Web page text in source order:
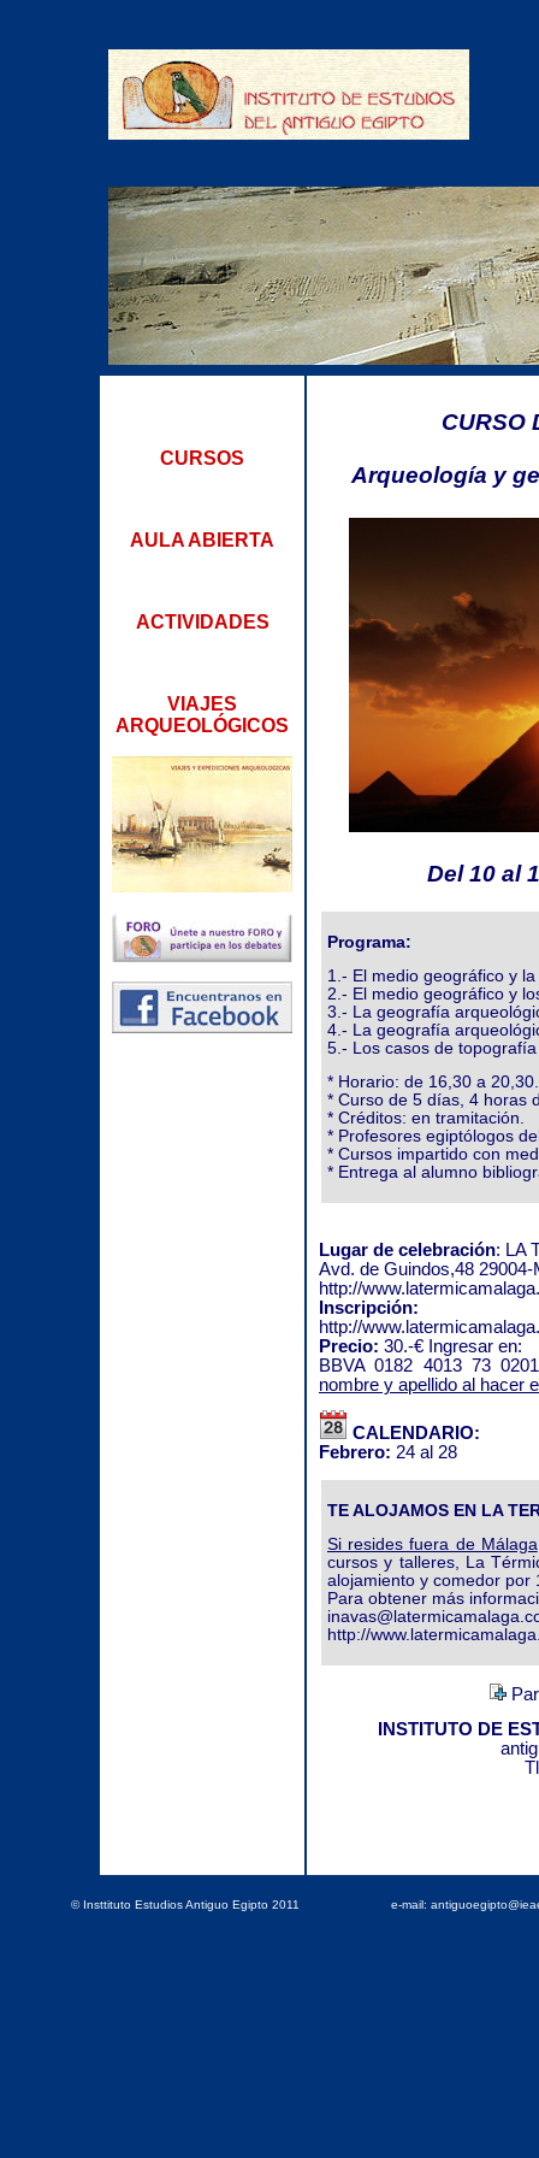
CURSOS
AULA ABIERTA
ACTIVIDADES
VIAJES
ARQUEOLÓGICOS
CURSO
Arqueología y
Del 10 al
Programa:
1.- El medio geográfico y
2.- El medio geográfico y
3.- La geografía
4.- La geografía
5.- Los casos de
* Horario: de 16,30 a 20,30.
* Curso de 5 días, 4 horas
* Créditos: en tramitación.
* Profesores egiptólogos
* Cursos impartido con
* Entrega al alumno
Lugar de celebración: LA
Avd. de Guindos,48 29004-
http://
Inscripción:
http://
Precio: 30.-€ Ingresar en:
BBVA 0182 4013 73
nombre y apellido al hacer
CALENDARIO:
Febrero: 24 al 28
TE ALOJAMOS EN LA
Si resides fuera de Málaga
cursos y talleres, La
alojamiento y comedor por
Para obtener más
http://
INSTITUTO DE
© Insttituto Estudios Antiguo Egipto 2011 e-mail: